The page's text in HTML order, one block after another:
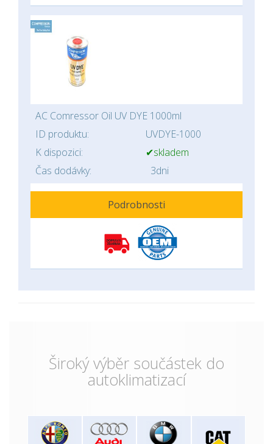
AC Comressor Oil UV DYE 1000ml
ID produktu:
UVDYE-1000
K dispozici:
✔skladem
Čas dodávky:
3dni
Podrobnosti
Široký výběr součástek do
autoklimatizací